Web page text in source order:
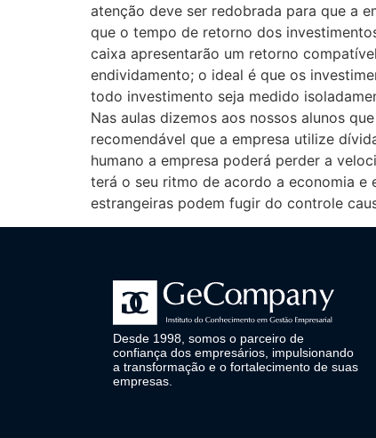
atenção deve ser redobrada para que a
que o tempo de retorno dos
caixa apresentarão um retorno
endividamento; o ideal é que os
todo investimento seja medido
Nas aulas dizemos aos nossos alunos
recomendável que a empresa utilize
humano a empresa poderá perder a
terá o seu ritmo de acordo a economia e
estrangeiras podem fugir do controle
Desde 1998, somos o parceiro de
confiança dos empresários, impulsionando
a transformação e o fortalecimento de suas
empresas.